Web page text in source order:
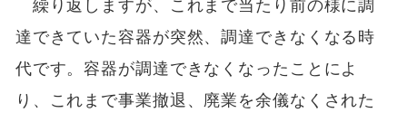
繰り返しますが、これまで当たり前の様に調
達できていた容器が突然、調達できなくなる時
代です。容器が調達できなくなったことによ
り、これまで事業撤退、廃業を余儀なくされた